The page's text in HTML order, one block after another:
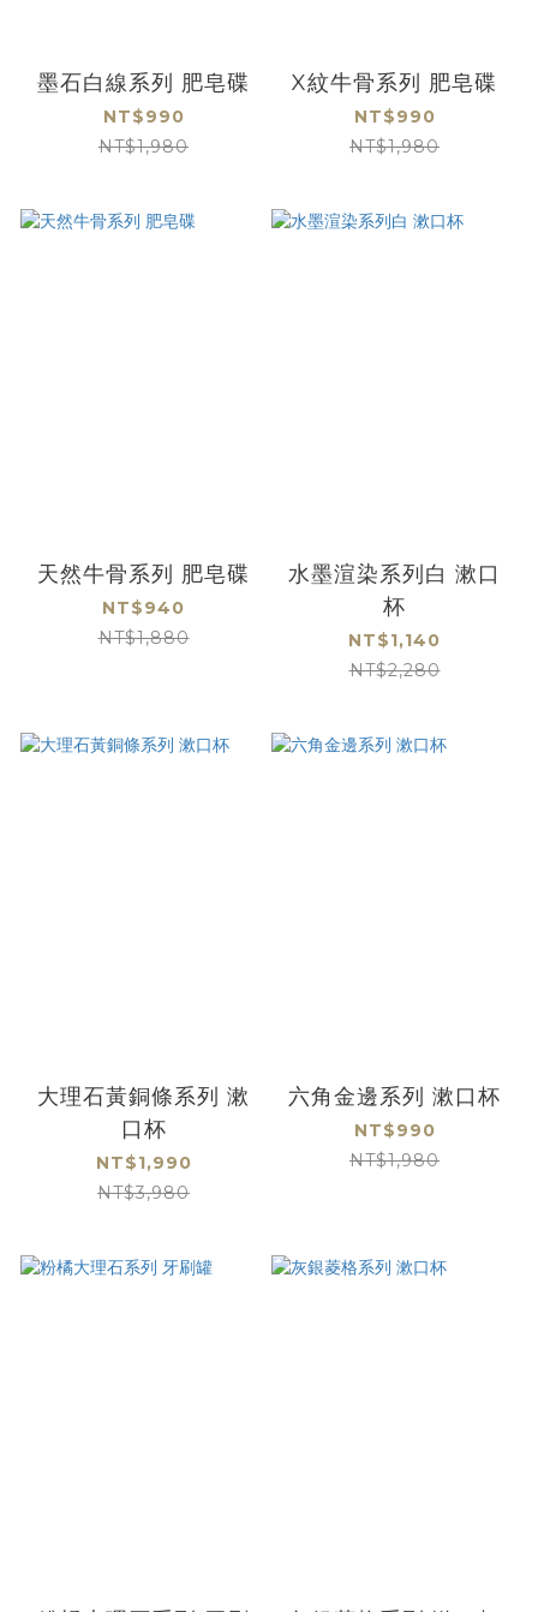
墨石白線系列 肥皂碟
NT$990
NT$1,980
X紋牛骨系列 肥皂碟
NT$990
NT$1,980
天然牛骨系列 肥皂碟
NT$940
NT$1,880
水墨渲染系列白 漱口
杯
NT$1,140
NT$2,280
大理石黃銅條系列 漱
口杯
NT$1,990
NT$3,980
六角金邊系列 漱口杯
NT$990
NT$1,980